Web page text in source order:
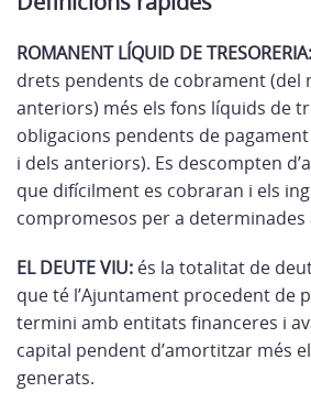
ROMANENT LÍQUID DE TRESORERIA:
drets pendents de cobrament (del
anteriors) més els fons líquids de
obligacions pendents de
i dels anteriors). Es descompten
que difícilment es cobraran i els
compromesos per a determinades
EL DEUTE VIU: és la totalitat de
que té l’Ajuntament procedent de
termini amb entitats financeres i
capital pendent d’amortitzar més
generats.